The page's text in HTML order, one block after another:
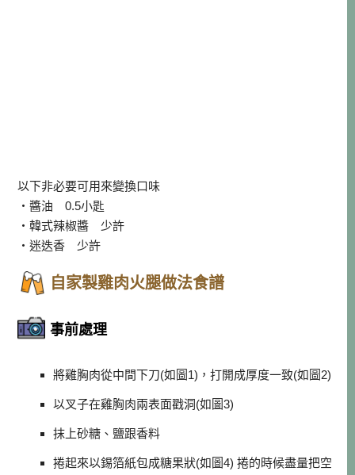
以下非必要可用來變換口味
・醬油 0.5小匙
・韓式辣椒醬 少許
・迷迭香 少許
自家製雞肉火腿做法食譜
事前處理
將雞胸肉從中間下刀(如圖1)，打開成厚度一致(如圖2)
以叉子在雞胸肉兩表面戳洞(如圖3)
抹上砂糖、鹽跟香料
捲起來以錫箔紙包成糖果狀(如圖4) 捲的時候盡量把空